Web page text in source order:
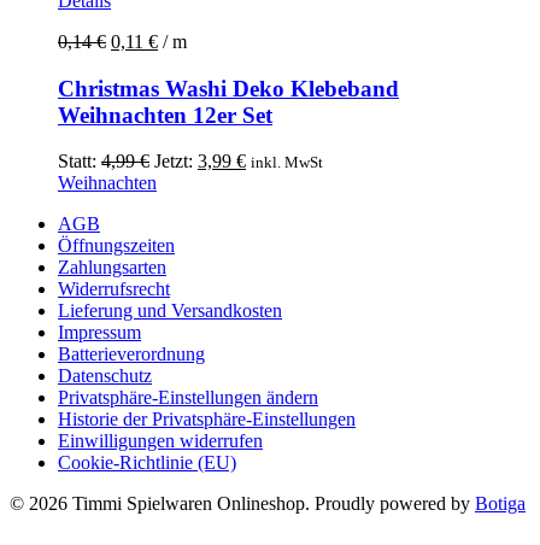
0,14€ 0,11 € /m
Christmas Washi Deko Klebeband
Weihnachten 12er Set
Statt: 4,99€ Ursprünglicher
Preis
Jetzt: 3,99 €Aktueller
inkl. MwSt
Weihnachten
AGB
Öffnungszeiten
Zahlungsarten
Widerrufsrecht
Lieferung und Versandkosten
Impressum
Batterieverordnung
Datenschutz
Privatsphäre-Einstellungen ändern
Historie der Privatsphäre-Einstellungen
Einwilligungen widerrufen
Cookie-Richtlinie (EU)
© 2026 Timmi Spielwaren Onlineshop. Proudly powered by Botiga